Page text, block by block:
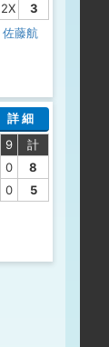
2X
3
佐藤航
詳 細
9
計
0
8
0
5